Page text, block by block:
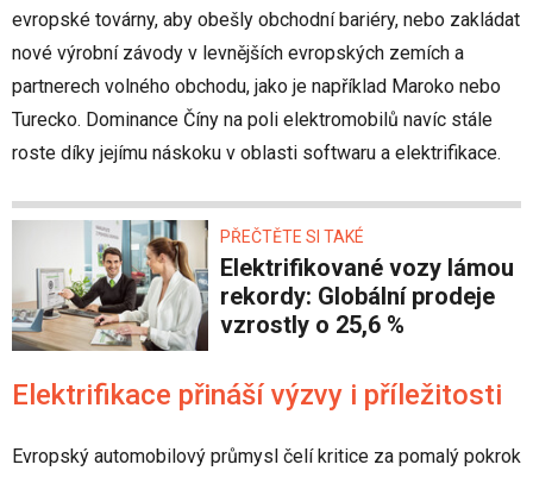
evropské továrny, aby obešly obchodní bariéry, nebo zakládat
nové výrobní závody v levnějších evropských zemích a
partnerech volného obchodu, jako je například Maroko nebo
Turecko. Dominance Číny na poli elektromobilů navíc stále
roste díky jejímu náskoku v oblasti softwaru a elektrifikace.
PŘEČTĚTE SI TAKÉ
Elektrifikované vozy lámou
rekordy: Globální prodeje
vzrostly o 25,6 %
Elektrifikace přináší výzvy i příležitosti
Evropský automobilový průmysl čelí kritice za pomalý pokrok